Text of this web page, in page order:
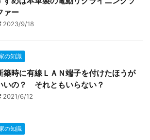
ァー
2023/9/18
の知識
築時に有線ＬＡＮ端子を付けたほうが
いの？ それともいらない？
2021/6/12
の知識